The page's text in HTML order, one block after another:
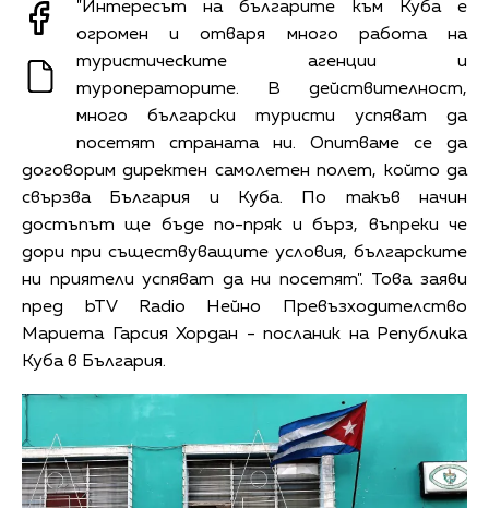
"Интересът на българите към Куба е
огромен и отваря много работа на
туристическите агенции и
туроператорите. В действителност,
много български туристи успяват да
посетят страната ни. Опитваме се да
договорим директен самолетен полет, който да
свързва България и Куба. По такъв начин
достъпът ще бъде по-пряк и бърз, въпреки че
дори при съществуващите условия, българските
ни приятели успяват да ни посетят". Това заяви
пред bTV Radio Нейно Превъзходителство
Мариета Гарсия Хордан - посланик на Република
Куба в България.